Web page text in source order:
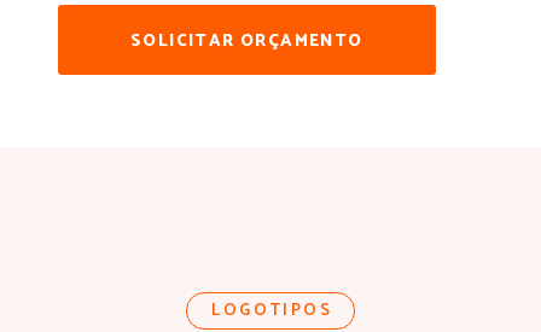
SOLICITAR ORÇAMENTO
LOGOTIPOS